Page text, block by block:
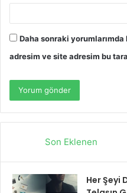
Daha sonraki yorumlarımda
adresim ve site adresim bu
Son Eklenen
Her Şeyi